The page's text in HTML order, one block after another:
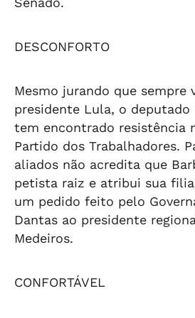
DESCONFORTO
Mesmo jurando que sempre
presidente Lula, o deputado
tem encontrado resistência
Partido dos Trabalhadores.
aliados não acredita que
petista raiz e atribui sua
um pedido feito pelo
Dantas ao presidente
Medeiros.
CONFORTÁVEL